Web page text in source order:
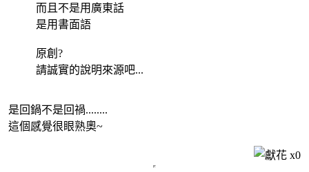
而且不是用廣東話
是用書面語
原創?
請誠實的說明來源吧...
是回鍋不是回禍........
這個感覺很眼熟奧~
x0